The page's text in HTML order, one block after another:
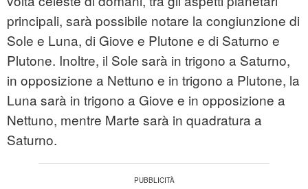
principali, sarà possibile notare la congiunzione di
Sole e Luna, di Giove e Plutone e di Saturno e
Plutone. Inoltre, il Sole sarà in trigono a Saturno,
in opposizione a Nettuno e in trigono a Plutone, la
Luna sarà in trigono a Giove e in opposizione a
Nettuno, mentre Marte sarà in quadratura a
Saturno.